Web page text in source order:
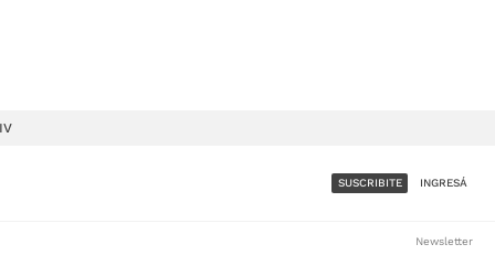
SUSCRIBITE INGRESÁ
Newsletter